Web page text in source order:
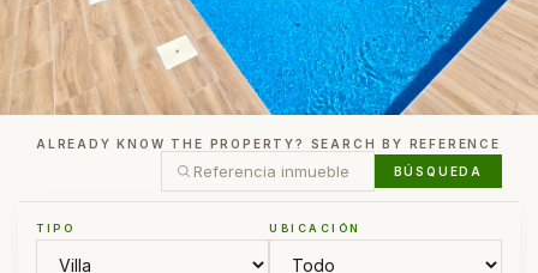
ALREADY KNOW THE PROPERTY? SEARCH BY REFERENCE
BÚSQUEDA
TIPO UBICACIÓN